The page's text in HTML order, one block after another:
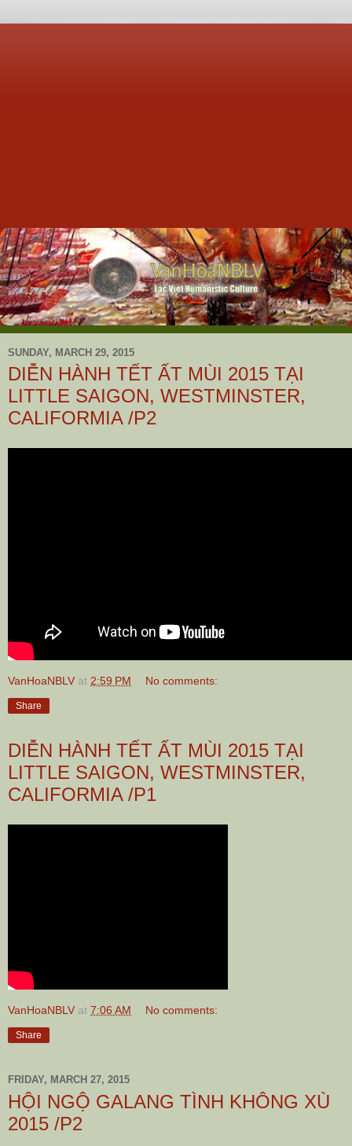
SUNDAY, MARCH 29, 2015
DIỄN HÀNH TẾT ẤT MÙI 2015 TẠI
LITTLE SAIGON, WESTMINSTER,
CALIFORMIA /P2
VanHoaNBLV at 2:59 PM No comments:
Share
DIỄN HÀNH TẾT ẤT MÙI 2015 TẠI
LITTLE SAIGON, WESTMINSTER,
CALIFORMIA /P1
VanHoaNBLV at 7:06 AM No comments:
Share
FRIDAY, MARCH 27, 2015
HỘI NGỘ GALANG TÌNH KHÔNG XÙ
2015 /P2